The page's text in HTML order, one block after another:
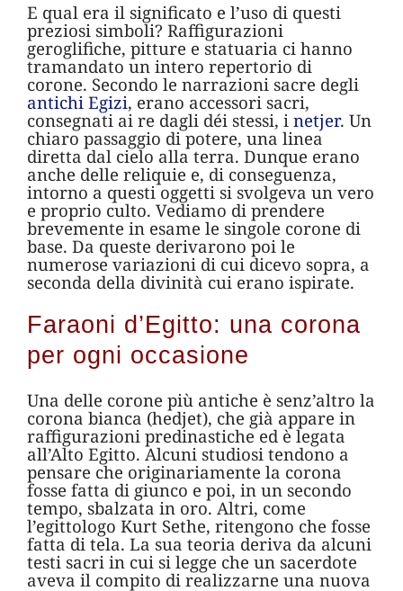
E qual era il significato e l’uso di questi
preziosi simboli? Raffigurazioni
geroglifiche, pitture e statuaria ci hanno
tramandato un intero repertorio di
corone. Secondo le narrazioni sacre degli
antichi Egizi, erano accessori sacri,
consegnati ai re dagli déi stessi, i netjer. Un
chiaro passaggio di potere, una linea
diretta dal cielo alla terra. Dunque erano
anche delle reliquie e, di conseguenza,
intorno a questi oggetti si svolgeva un vero
e proprio culto. Vediamo di prendere
brevemente in esame le singole corone di
base. Da queste derivarono poi le
numerose variazioni di cui dicevo sopra, a
seconda della divinità cui erano ispirate.
Faraoni d’Egitto: una corona
per ogni occasione
Una delle corone più antiche è senz’altro la
corona bianca (hedjet), che già appare in
raffigurazioni predinastiche ed è legata
all’Alto Egitto. Alcuni studiosi tendono a
pensare che originariamente la corona
fosse fatta di giunco e poi, in un secondo
tempo, sbalzata in oro. Altri, come
l’egittologo Kurt Sethe, ritengono che fosse
fatta di tela. La sua teoria deriva da alcuni
testi sacri in cui si legge che un sacerdote
aveva il compito di realizzarne una nuova